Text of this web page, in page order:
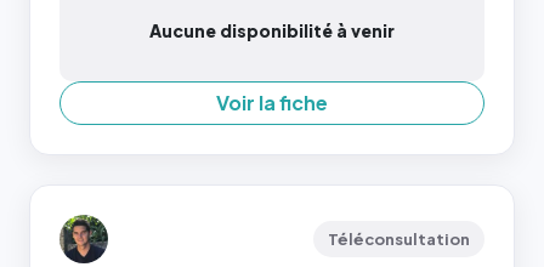
Aucune disponibilité à venir
Voir la fiche
Téléconsultation